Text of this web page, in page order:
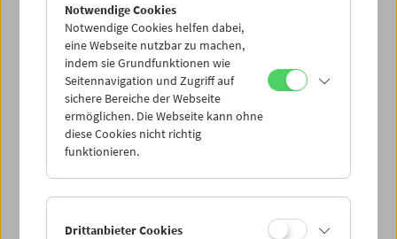
Notwendige Cookies
Notwendige Cookies helfen dabei,
eine Webseite nutzbar zu machen,
indem sie Grundfunktionen wie
Seitennavigation und Zugriff auf
sichere Bereiche der Webseite
ermöglichen. Die Webseite kann ohne
diese Cookies nicht richtig
funktionieren.
Drittanbieter Cookies